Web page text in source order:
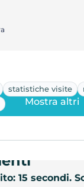
statistiche visite
15 secondi.
Mostra altri